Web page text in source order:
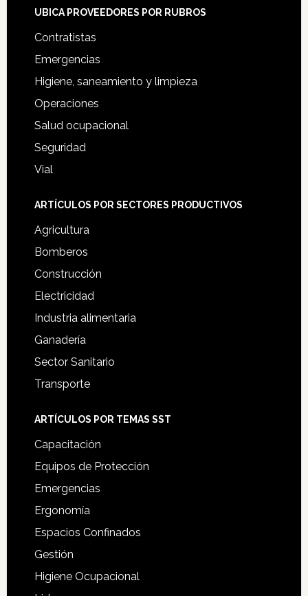
UBICA PROVEEDORES POR RUBROS
Contratistas
Emergencias
Higiene, saneamiento y limpieza
Operaciones
Salud ocupacional
Seguridad
Vial
ARTÍCULOS POR SECTORES PRODUCTIVOS
Agricultura
Bomberos
Construcción
Electricidad
Industria alimentaria
Ganadería
Sector Sanitario
Transporte
ARTÍCULOS POR TEMAS SST
Capacitación
Equipos de Protección
Emergencias
Ergonomía
Espacios Confinados
Gestión
Higiene Ocupacional